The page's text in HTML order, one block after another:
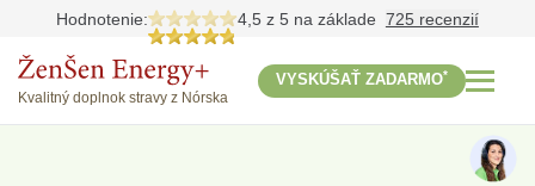
Hodnotenie: 4,5 z 5 na základe 725 recenzií
Kvalitný doplnok stravy z Nórska
VYSKÚŠAŤ ZADARMO*